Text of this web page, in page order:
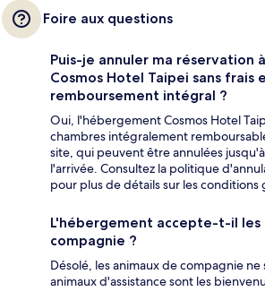
Foire aux questions
Puis-je annuler ma réservation
Cosmos Hotel Taipei sans frais
remboursement intégral ?
Oui, l'hébergement Cosmos Hotel
chambres intégralement
site, qui peuvent être annulées
l'arrivée. Consultez la politique
pour plus de détails sur les conditions
L'hébergement accepte-t-il les
compagnie ?
Désolé, les animaux de compagnie ne
animaux d'assistance sont les